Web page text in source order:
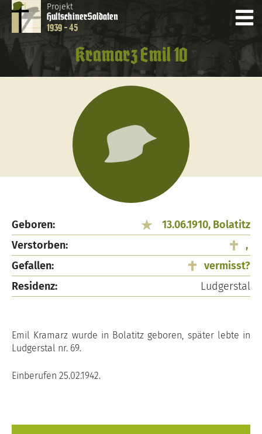
Projekt
HultschinerSoldaten
1939 - 45
Kramarz Emil 10
Geboren:
13.06.1910, Bolatitz
Verstorben:
,
Gefallen:
vermisst?
Residenz:
Ludgerstal
Emil Kramarz wurde in Bolatitz geboren, später lebte in
Ludgerstal nr. 69.
Einberufen 25.02.1942.